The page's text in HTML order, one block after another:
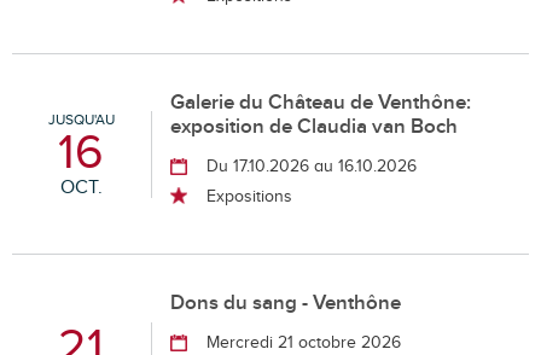
JUSQU'AU
16
OCT.
Galerie du Château de Venthône:
exposition de Claudia van Boch
Du 17.10.2026 au 16.10.2026
Expositions
Dons du sang - Venthône
Mercredi 21 octobre 2026